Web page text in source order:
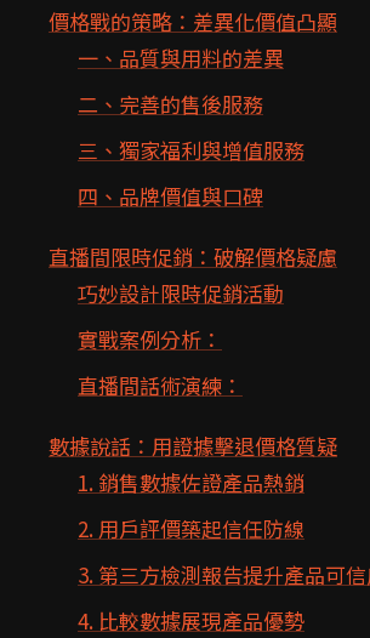
價格戰的策略：差異化價值凸顯
一、品質與用料的差異
二、完善的售後服務
三、獨家福利與增值服務
四、品牌價值與口碑
直播間限時促銷：破解價格疑慮
巧妙設計限時促銷活動
實戰案例分析：
直播間話術演練：
數據說話：用證據擊退價格質疑
1. 銷售數據佐證產品熱銷
2. 用戶評價築起信任防線
3. 第三方檢測報告提升產品可
4. 比較數據展現產品優勢